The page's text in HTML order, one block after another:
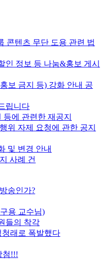
콘텐츠 무단 도용 관련 법
인 정보 등 나눔&홍보 게시
보 금지 등) 강화 안내 공
립니다
에 관련한 재공지
위 자제 요청에 관한 공지
및 변경 안내
사례 건
송인가?
용 교수님)
들의 착각
래로 폭발했다
첨!!!